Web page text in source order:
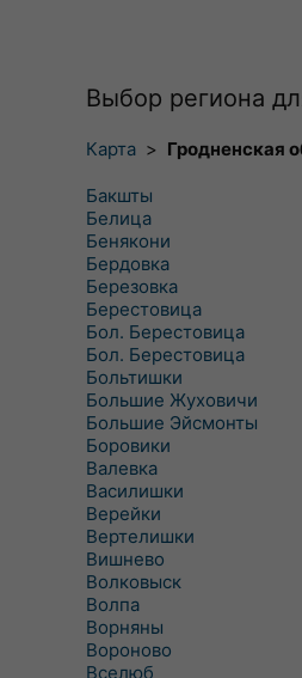
Выбор региона
Карта > Гродненская
Бакшты
Белица
Бенякони
Бердовка
Березовка
Берестовица
Бол. Берестовица
Бол. Берестовица
Больтишки
Большие Жуховичи
Большие Эйсмонты
Боровики
Валевка
Василишки
Верейки
Вертелишки
Вишнево
Волковыск
Волпа
Ворняны
Вороново
Вселюб